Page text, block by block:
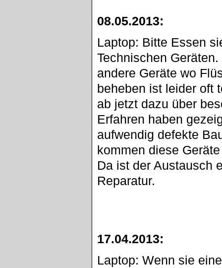
08.05.2013:
Laptop: Bitte Essen
Technischen
andere Geräte wo
beheben ist leider oft
ab jetzt dazu über
Erfahren haben
aufwendig defekte
kommen diese
Da ist der Austausch
Reparatur.
17.04.2013:
Laptop: Wenn sie